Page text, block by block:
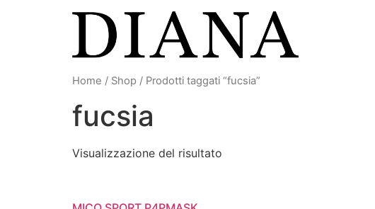
Home / Shop / Prodotti taggati “fucsia”
fucsia
Visualizzazione del risultato